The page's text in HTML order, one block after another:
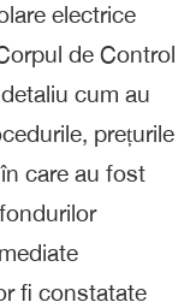
electrice
de Control
cum au
prețurile
care au fost
fi constatate